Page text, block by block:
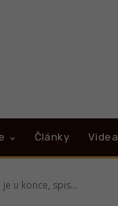
Články Videa
u konce, spis...